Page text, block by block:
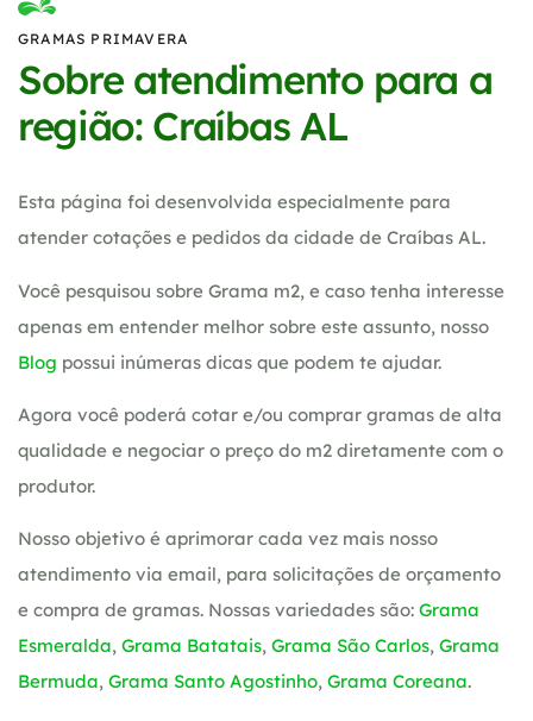
GRAMAS PRIMAVERA
Sobre atendimento para a
região: Craíbas AL
Esta página foi desenvolvida especialmente para
atender cotações e pedidos da cidade de Craíbas AL.
Você pesquisou sobre Grama m2, e caso tenha interesse
apenas em entender melhor sobre este assunto, nosso
Blog possui inúmeras dicas que podem te ajudar.
Agora você poderá cotar e/ou comprar gramas de alta
qualidade e negociar o preço do m2 diretamente com o
produtor.
Nosso objetivo é aprimorar cada vez mais nosso
atendimento via email, para solicitações de orçamento
e compra de gramas. Nossas variedades são: Grama
Esmeralda, Grama Batatais, Grama São Carlos, Grama
Bermuda, Grama Santo Agostinho, Grama Coreana.